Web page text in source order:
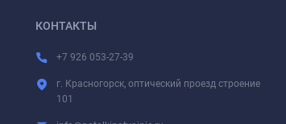
КОНТАКТЫ
+7 926 053-27-39
г. Красногорск, оптический проезд строение
101